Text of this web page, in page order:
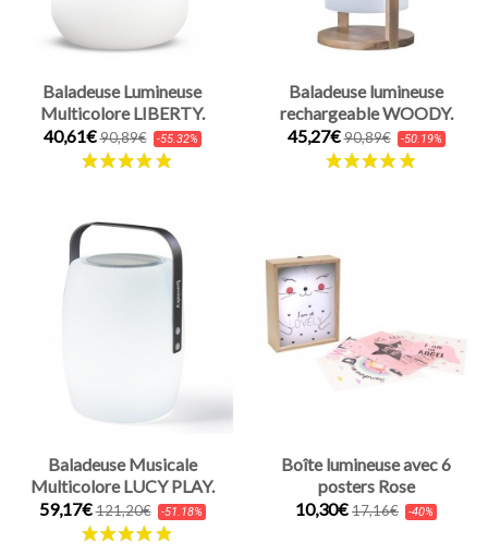
Baladeuse Lumineuse
Multicolore LIBERTY.
40,61€90,89€ -55.32%
Baladeuse lumineuse
rechargeable WOODY.
45,27€90,89€ -50.19%
Baladeuse Musicale
Multicolore LUCY PLAY.
59,17€121,20€ -51.18%
Boîte lumineuse avec 6
posters Rose
10,30€17,16€ -40%